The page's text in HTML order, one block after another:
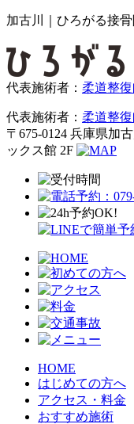
加古川｜ひろがる接
代表施術者： 柔道整復
代表施術者： 柔道整復
〒675-0124 兵庫県加
ックス館 2F
HOME
はじめての方へ
アクセス・料金
おすすめ施術